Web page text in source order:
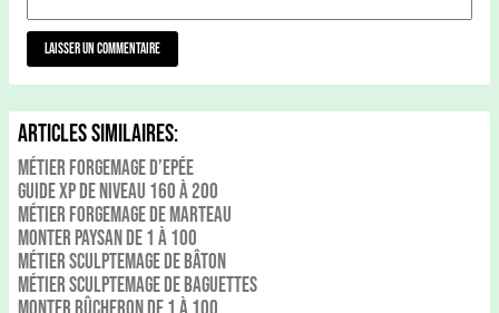
Articles Similaires:
Métier Forgemage d’Epée
Guide xp de niveau 160 à 200
Métier Forgemage De Marteau
Monter Paysan de 1 à 100
Métier Sculptemage de Bâton
Métier Sculptemage de Baguettes